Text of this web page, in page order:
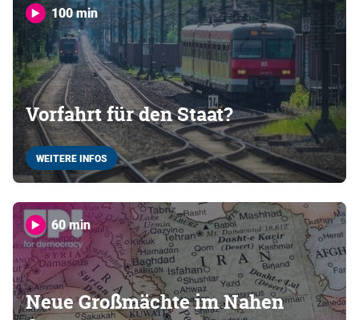
100 min
Vorfahrt für den Staat?
WEITERE INFOS
60 min
Neue Großmächte im Nahen